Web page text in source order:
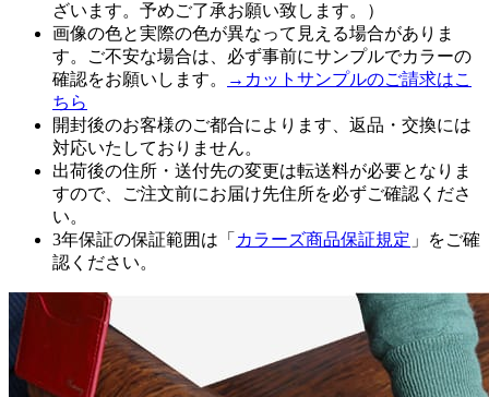
ざいます。予めご了承お願い致します。）
画像の色と実際の色が異なって見える場合がありま
す。ご不安な場合は、必ず事前にサンプルでカラーの
確認をお願いします。
→カットサンプルのご請求はこ
ちら
開封後のお客様のご都合によります、返品・交換には
対応いたしておりません。
出荷後の住所・送付先の変更は転送料が必要となりま
すので、ご注文前にお届け先住所を必ずご確認くださ
い。
3年保証の保証範囲は「 カラーズ商品保証規定 」をご確
認ください。